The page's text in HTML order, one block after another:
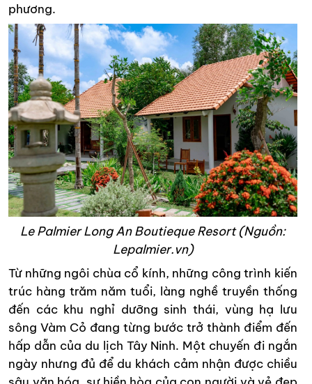
phương.
Le PalmierLong An BoutiequeResort(Nguồn:
Lepalmier.vn)
Từ những ngôi chùa cổ kính, những công trình kiến
trúc hàng trăm năm tuổi, làng nghề truyền thống
đến các khu nghỉ dưỡng sinh thái, vùng hạ lưu
sông Vàm Cỏ đang từng bước trở thành điểm đến
hấp dẫn của du lịch Tây Ninh. Một chuyến đi ngắn
ngày nhưng đủ để du khách cảm nhận được chiều